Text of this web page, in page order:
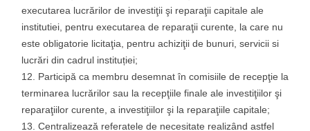
executarea lucrărilor de investiţii şi reparaţii capitale ale
institutiei, pentru executarea de reparaţii curente, la care nu
este obligatorie licitaţia, pentru achiziţii de bunuri, servicii si
lucrări din cadrul instituției;
Participă ca membru desemnat în comisiile de recepţie la
terminarea lucrărilor sau la recepţiile finale ale investiţiilor şi
reparaţiilor curente, a investiţiilor şi la reparaţiile capitale;
Centralizează referatele de necesitate realizând astfel